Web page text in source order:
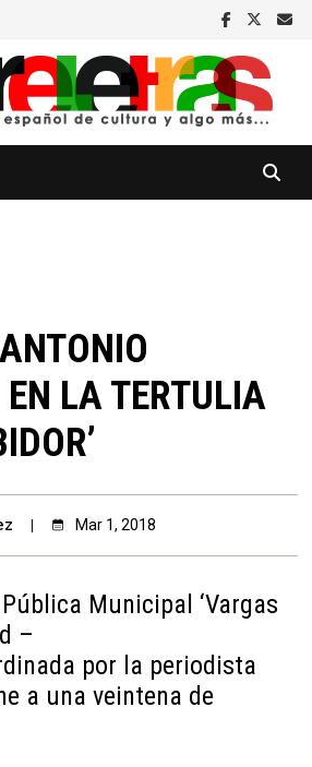
LA TERTULIA
Mar 1, 2018
Municipal ‘Vargas
–
por la periodista
a una veintena de